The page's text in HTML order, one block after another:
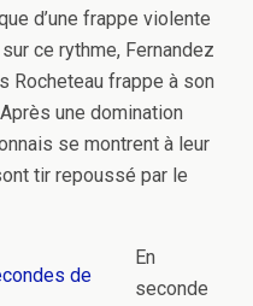
d’une frappe violente
ce rythme, Fernandez
Rocheteau frappe à son
une domination
se montrent à leur
tir repoussé par le
En
seconde